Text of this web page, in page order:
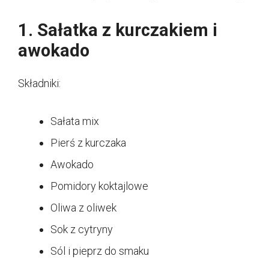
1. Sałatka z kurczakiem i
awokado
Składniki:
Sałata mix
Pierś z kurczaka
Awokado
Pomidory koktajlowe
Oliwa z oliwek
Sok z cytryny
Sól i pieprz do smaku